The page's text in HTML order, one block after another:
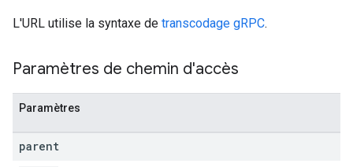
L'URL utilise la syntaxe de transcodage gRPC.
Paramètres de chemin d'accès
Paramètres
parent